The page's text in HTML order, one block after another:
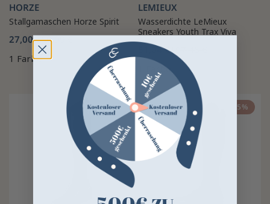
HORZE
Stallgamaschen Horze Spirit
27,00 €59,99 €
1 Farbe
LEMIEUX
Wasserdichte LeMieux
Sneakers Youth Trax Viva
51,04 €107,45 €
1 Farbe
-25%